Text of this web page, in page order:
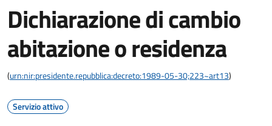
Dichiarazione di cambio
abitazione o residenza
(urn:nir:presidente.repubblica:decreto:1989-05-30;223~art13)
Servizio attivo